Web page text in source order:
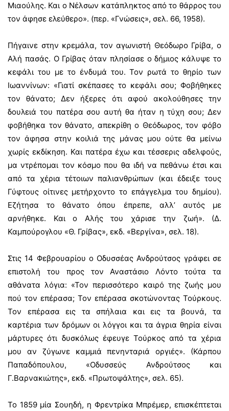
Μιαούλης. Και ο Νέλσων κατάπληκτος από το θάρρος του
τον άφησε ελεύθερο». (περ. «Γνώσεις», σελ. 66, 1958).
Πήγαινε στην κρεμάλα, τον αγωνιστή Θεόδωρο Γρίβα, ο
Αλή πασάς. Ο Γρίβας όταν πλησίασε ο δήμιος κάλυψε το
κεφάλι του με το ένδυμά του. Τον ρωτά το θηρίο των
Ιωαννίνων: «Γιατί σκέπασες το κεφάλι σου; Φοβήθηκες
τον θάνατο; Δεν ήξερες ότι αφού ακολούθησες την
δουλειά του πατέρα σου αυτή θα ήταν η τύχη σου; Δεν
φοβήθηκα τον θάνατο, απεκρίθη ο Θεόδωρος, τον φόβο
τον άφησα στην κοιλιά της μάνας μου ούτε θα μείνω
χωρίς εκδίκηση. Και πατέρα έχω και τέσσερις αδελφούς,
μα ντρέπομαι τον κόσμο που θα ιδή να πεθάνω έτσι και
από τα χέρια τέτοιων παλιανθρώπων (και έδειξε τους
Γύφτους οίτινες μετήρχοντο το επάγγελμα του δημίου).
Εζήτησα το θάνατο όπου έπρεπε, αλλ’ αυτός με
αρνήθηκε. Και ο Αλής του χάρισε την ζωή». (Δ.
Καμπούρογλου «Θ. Γρίβας», εκδ. «Βεργίνα», σελ. 18).
Στις 14 Φεβρουαρίου ο Οδυσσέας Ανδρούτσος γράφει σε
επιστολή του προς τον Αναστάσιο Λόντο τούτα τα
αθάνατα λόγια: «Τον περισσότερο καιρό της ζωής μου
πού τον επέρασα; Τον επέρασα σκοτώνοντας Τούρκους.
Τον επέρασα εις τα σπήλαια και εις τα βουνά, τα
καρτέρια των δρόμων οι λόγγοι και τα άγρια θηρία είναι
μάρτυρες ότι δυσκόλως έφευγε Τούρκος από τα χέρια
μου αν ζύγωνε καμμιά πενηνταριά οργιές». (Κάρπου
Παπαδόπουλου, «Οδυσσεύς Ανδρούτσος και
Γ.Βαρνακιώτης», εκδ. «Πρωτοψάλτης», σελ. 65).
Το 1859 μία Σουηδή, η Φρεντρίκα Μπρέμερ, επισκέπτεται